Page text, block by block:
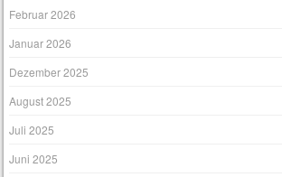
Februar 2026
Januar 2026
Dezember 2025
August 2025
Juli 2025
Juni 2025